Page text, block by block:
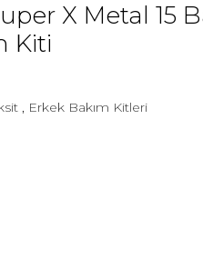
X Metal 15
Kiti
, Erkek Bakım Kitleri